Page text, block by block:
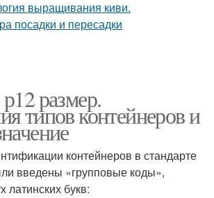
размер.
типов контейнеров и
контейнеров в стандарте
введены «групповые коды»,
латинских букв: